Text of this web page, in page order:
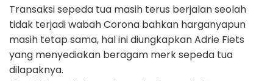
Transaksi sepeda tua masih terus berjalan seolah
tidak terjadi wabah Corona bahkan harganyapun
masih tetap sama, hal ini diungkapkan Adrie Fiets
yang menyediakan beragam merk sepeda tua
dilapaknya.